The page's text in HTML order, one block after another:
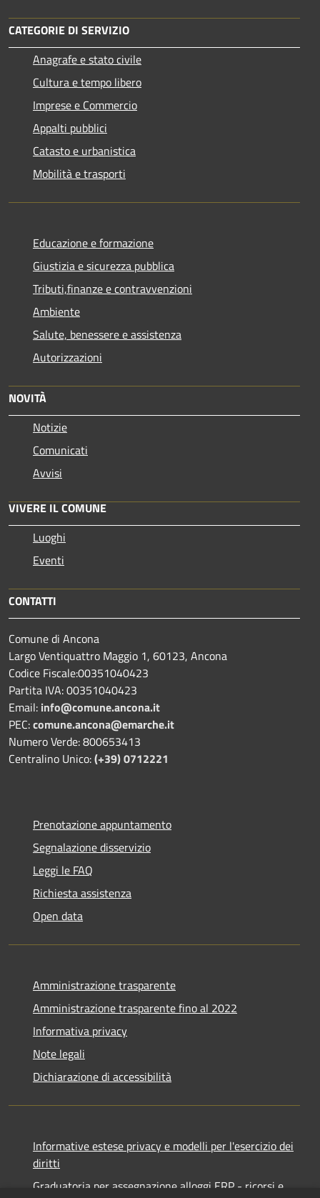
CATEGORIE DI SERVIZIO
Anagrafe e stato civile
Cultura e tempo libero
Imprese e Commercio
Appalti pubblici
Catasto e urbanistica
Mobilità e trasporti
Educazione e formazione
Giustizia e sicurezza pubblica
Tributi,finanze e contravvenzioni
Ambiente
Salute, benessere e assistenza
Autorizzazioni
NOVITÀ
Notizie
Comunicati
Avvisi
VIVERE IL COMUNE
Luoghi
Eventi
CONTATTI
Comune di Ancona
Largo Ventiquattro Maggio 1, 60123, Ancona
Codice Fiscale:00351040423
Partita IVA: 00351040423
Email: info@comune.ancona.it
PEC:comune.ancona@emarche.it
Numero Verde: 800653413
Centralino Unico:(+39) 0712221
Prenotazione appuntamento
Segnalazione disservizio
Leggi le FAQ
Richiesta assistenza
Open data
Amministrazione trasparente
Amministrazione trasparente fino al 2022
Informativa privacy
Note legali
Dichiarazione di accessibilità
Informative estese privacy e modelli per l'esercizio dei
diritti
Graduatoria per assegnazione alloggi ERP - ricorsi e